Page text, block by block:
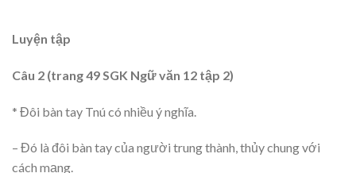
Luyện tập
Câu 2 (trang 49 SGK Ngữ văn 12 tập 2)
* Đôi bàn tay Tnú có nhiều ý nghĩa.
– Đó là đôi bàn tay của người trung thành, thủy chung với
cách mạng.